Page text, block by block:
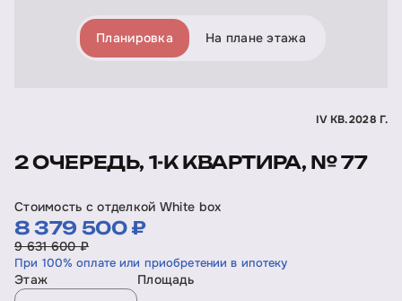
Планировка На плане этажа
IV КВ. 2028 Г.
2 ОЧЕРЕДЬ, 1-К КВАРТИРА, № 77
Стоимость с отделкой White box
8 379 500 ₽
9 631 600 ₽
При 100% оплате или приобретении в ипотеку
Этаж Площадь